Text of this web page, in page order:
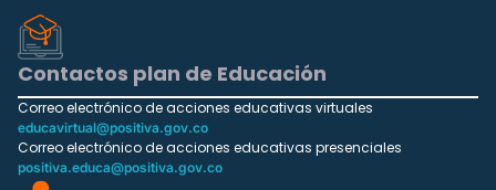
Contactos plan de Educación
Correo electrónico de acciones educativas virtuales
educavirtual@positiva.gov.co
Correo electrónico de acciones educativas presenciales
positiva.educa@positiva.gov.co